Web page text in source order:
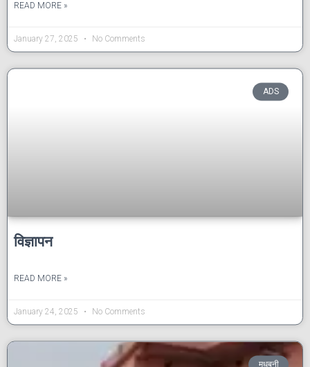
READ MORE »
January 27, 2025 No Comments
ADS
विज्ञापन
READ MORE »
January 24, 2025 No Comments
मधुबनी